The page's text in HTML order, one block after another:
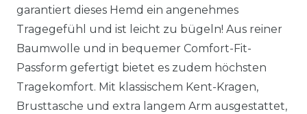
garantiert dieses Hemd ein angenehmes
Tragegefühl und ist leicht zu bügeln! Aus reiner
Baumwolle und in bequemer Comfort-Fit-
Passform gefertigt bietet es zudem höchsten
Tragekomfort. Mit klassischem Kent-Kragen,
Brusttasche und extra langem Arm ausgestattet,